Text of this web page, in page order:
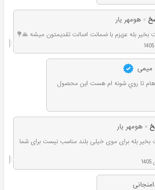
هومهر یار
بخیر بله عزیزم با ضمانت اصالت تقدیمتون میشه 🙏💐
میمی
تا روي شونه ام هست اين محصول
هومهر یار
بخیر بله برای موی خیلی بلند مناسب نیست برای شما